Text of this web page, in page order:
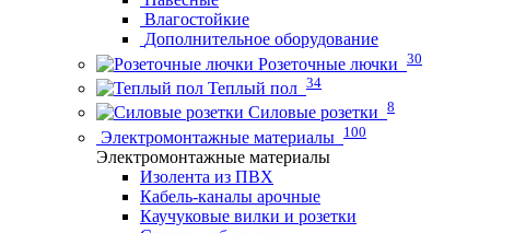
Влагостойкие
Дополнительное оборудование
Розеточные лючки 30
Теплый пол 34
Силовые розетки 8
Электромонтажные материалы 100
Электромонтажные материалы
Изолента из ПВХ
Кабель-каналы арочные
Каучуковые вилки и розетки